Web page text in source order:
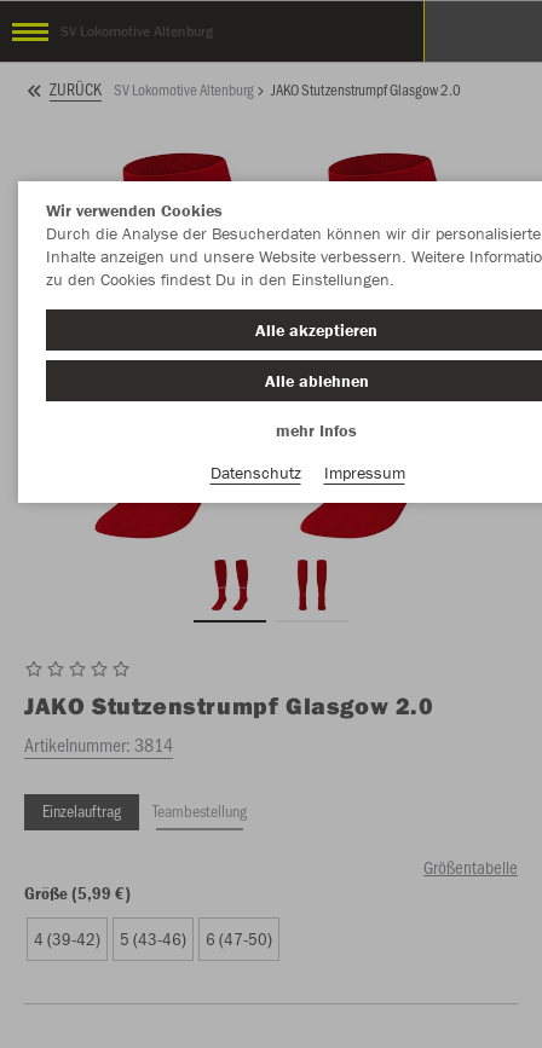
SV Lokomotive Altenburg
ZURÜCK SV Lokomotive Altenburg JAKO Stutzenstrumpf Glasgow 2.0
JAKO Stutzenstrumpf Glasgow 2.0
Artikelnummer:3814
Einzelauftrag Teambestellung
Größentabelle
Größe (5,99 €)
4 (39-42) 5 (43-46) 6 (47-50)
Wir verwenden Cookies
Durch die Analyse der Besucherdaten können wir dir personalisierte
Inhalte anzeigen und unsere Website verbessern. Weitere
zu den Cookies findest Du in den Einstellungen.
Alle akzeptieren
Alle ablehnen
mehr Infos
Datenschutz
Impressum